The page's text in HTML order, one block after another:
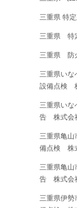
三重県 特
三重県 特
三重県 防
三重県いな
設備点検
三重県いな
告 株式会
三重県亀山
備点検 株
三重県亀山
告 株式会
三重県伊勢